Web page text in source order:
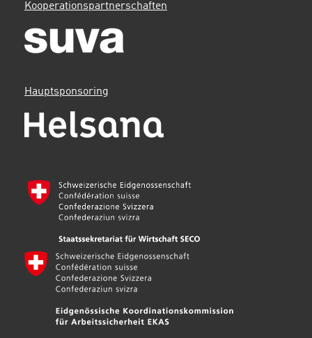
Kooperationspartnerschaften
Hauptsponsoring